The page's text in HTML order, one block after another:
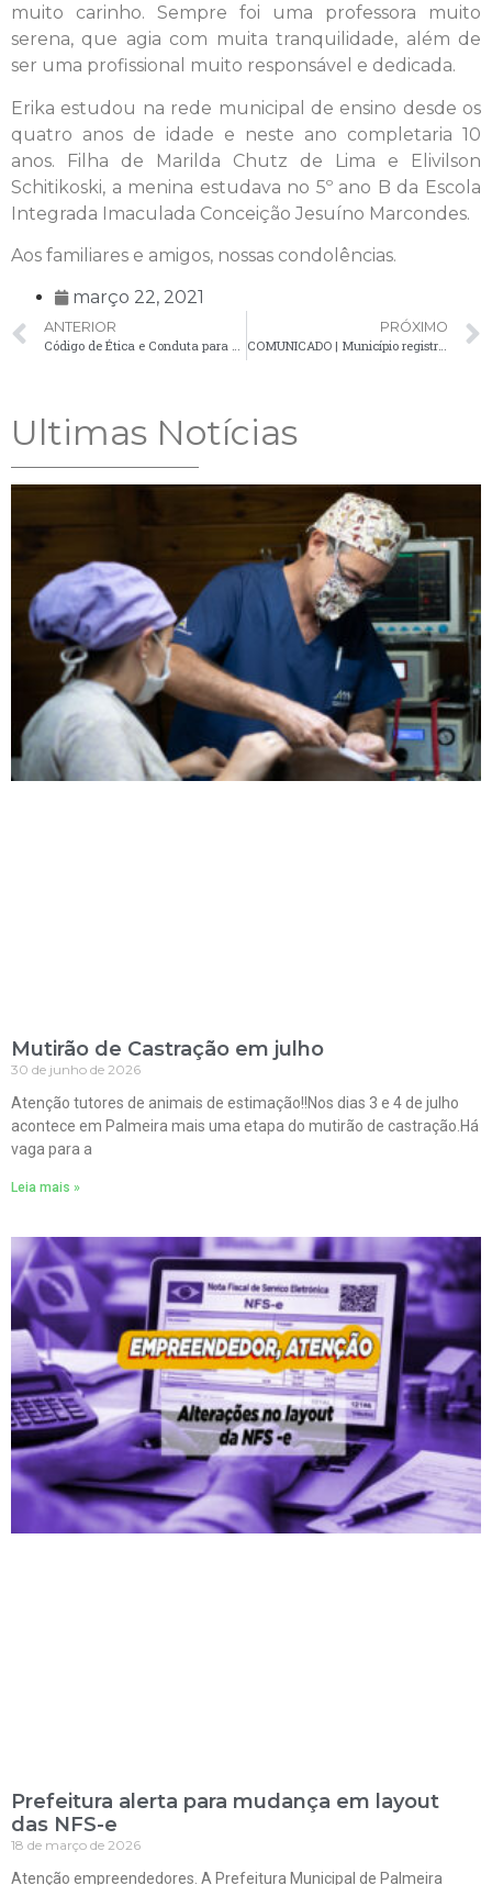
muito carinho. Sempre foi uma professora muito
serena, que agia com muita tranquilidade, além de
ser uma profissional muito responsável e dedicada.
Erika estudou na rede municipal de ensino desde os
quatro anos de idade e neste ano completaria 10
anos. Filha de Marilda Chutz de Lima e Elivilson
Schitikoski, a menina estudava no 5º ano B da Escola
Integrada Imaculada Conceição Jesuíno Marcondes.
Aos familiares e amigos, nossas condolências.
março 22, 2021
ANTERIOR
Código de Ética e Conduta para servidores públicos está disponível no site do Município
PRÓXIMO
COMUNICADO | Município registra mais um óbito por Covid-19 e confirma 23 novos casos
Ultimas Notícias
Mutirão de Castração em julho
30 de junho de 2026
Atenção tutores de animais de estimação!!Nos dias 3 e 4 de julho
acontece em Palmeira mais uma etapa do mutirão de castração.Há
vaga para a
Leia mais »
Prefeitura alerta para mudança em layout
das NFS-e
18 de março de 2026
Atenção empreendedores. A Prefeitura Municipal de Palmeira